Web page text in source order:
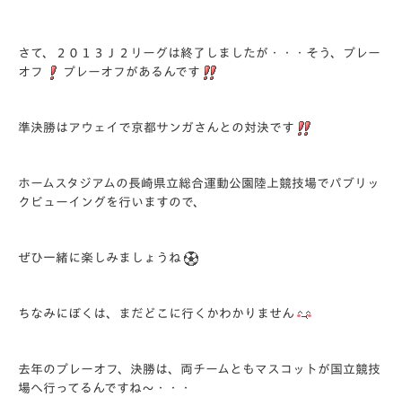
さて、２０１３Ｊ２リーグは終了しましたが・・・そう、プレー
オフ
プレーオフがあるんです
準決勝はアウェイで京都サンガさんとの対決です
ホームスタジアムの長崎県立総合運動公園陸上競技場でパブリッ
クビューイングを行いますので、
ぜひ一緒に楽しみましょうね
ちなみにぼくは、まだどこに行くかわかりません
去年のプレーオフ、決勝は、両チームともマスコットが国立競技
場へ行ってるんですね～・・・